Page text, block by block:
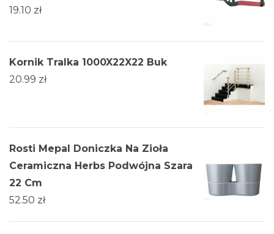
19.10 zł
Kornik Tralka 1000X22X22 Buk
20.99 zł
Rosti Mepal Doniczka Na Zioła
Ceramiczna Herbs Podwójna Szara
22 Cm
52.50 zł